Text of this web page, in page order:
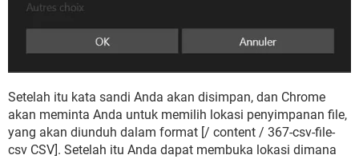
Setelah itu kata sandi Anda akan disimpan, dan Chrome
akan meminta Anda untuk memilih lokasi penyimpanan file,
yang akan diunduh dalam format [/ content / 367-csv-file-
csv CSV]. Setelah itu Anda dapat membuka lokasi dimana